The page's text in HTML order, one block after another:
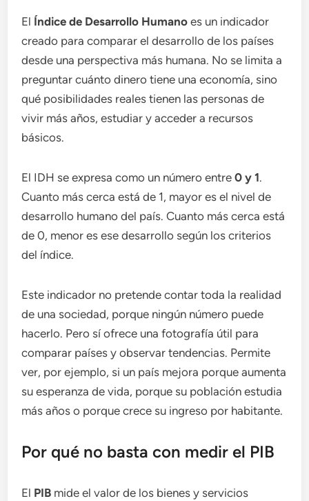
El Índice de Desarrollo Humano es un indicador
creado para comparar el desarrollo de los países
desde una perspectiva más humana. No se limita a
preguntar cuánto dinero tiene una economía, sino
qué posibilidades reales tienen las personas de
vivir más años, estudiar y acceder a recursos
básicos.
El IDH se expresa como un número entre0 y 1.
Cuanto más cerca está de 1, mayor es el nivel de
desarrollo humano del país. Cuanto más cerca está
de 0, menor es ese desarrollo según los criterios
del índice.
Este indicador no pretende contar toda la realidad
de una sociedad, porque ningún número puede
hacerlo. Pero sí ofrece una fotografía útil para
comparar países y observar tendencias. Permite
ver, por ejemplo, si un país mejora porque aumenta
su esperanza de vida, porque su población estudia
más años o porque crece su ingreso por habitante.
Por qué no basta con medir el PIB
El PIB mide el valor de los bienes y servicios